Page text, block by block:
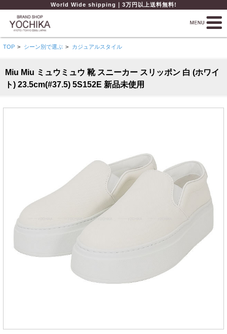
World Wide shipping｜3万円以上送料無料!
TOP > シーン別で選ぶ > カジュアルスタイル
Miu Miu ミュウミュウ 靴 スニーカー スリッポン 白 (ホワイ
ト) 23.5cm(#37.5) 5S152E 新品未使用